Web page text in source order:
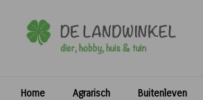
Home Agrarisch Buitenleven